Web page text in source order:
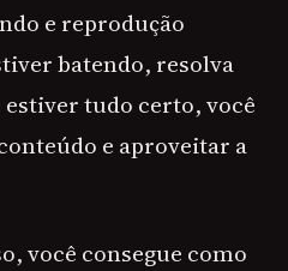
e reprodução
batendo, resolva
estiver tudo certo, você
e aproveitar a
você consegue como